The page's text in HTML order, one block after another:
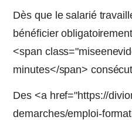
Dès que le salarié
bénéficier
<span
minutes</span>
Des <a href="https://
demarches/emploi-